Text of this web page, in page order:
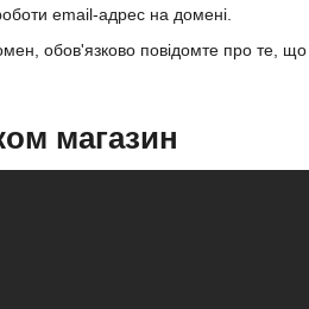
email-адрес на домені.
обов'язково повідомте про те,
магазин